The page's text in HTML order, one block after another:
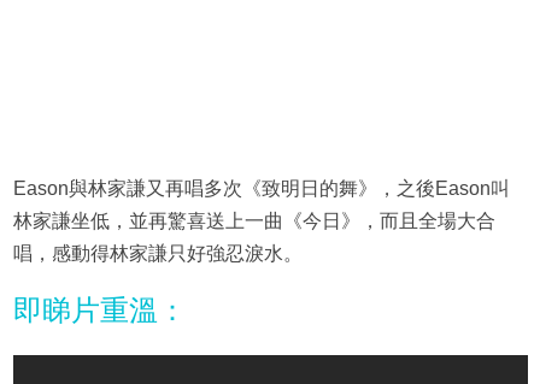
Eason與林家謙又再唱多次《致明日的舞》，之後Eason叫
林家謙坐低，並再驚喜送上一曲《今日》，而且全場大合
唱，感動得林家謙只好強忍淚水。
即睇片重溫：